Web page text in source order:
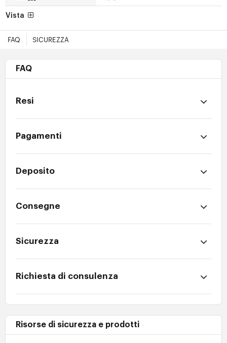
Vista
FAQ SICUREZZA
FAQ
Resi
Pagamenti
Deposito
Consegne
Sicurezza
Richiesta di consulenza
Risorse di sicurezza e prodotti